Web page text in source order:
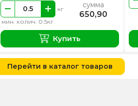
мин. колич. 0.5кг
кг сумма
650,90
Купить
Перейти в каталог товаров